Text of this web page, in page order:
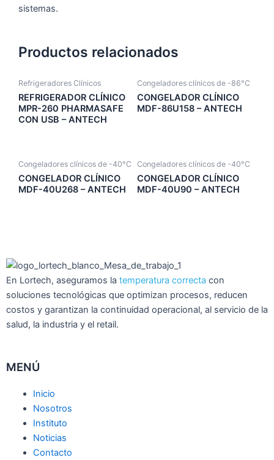
sistemas.
Productos relacionados
Refrigeradores Clínicos
REFRIGERADOR CLÍNICO
MPR-260 PHARMASAFE
CON USB – ANTECH
Congeladores clínicos de -86°C
CONGELADOR CLÍNICO
MDF-86U158 – ANTECH
Congeladores clínicos de -40°C
CONGELADOR CLÍNICO
MDF-40U268 – ANTECH
Congeladores clínicos de -40°C
CONGELADOR CLÍNICO
MDF-40U90 – ANTECH
En Lortech, aseguramos la temperatura correcta con
soluciones tecnológicas que optimizan procesos, reducen
costos y garantizan la continuidad operacional, al servicio de la
salud, la industria y el retail.
MENÚ
Inicio
Nosotros
Instituto
Noticias
Contacto